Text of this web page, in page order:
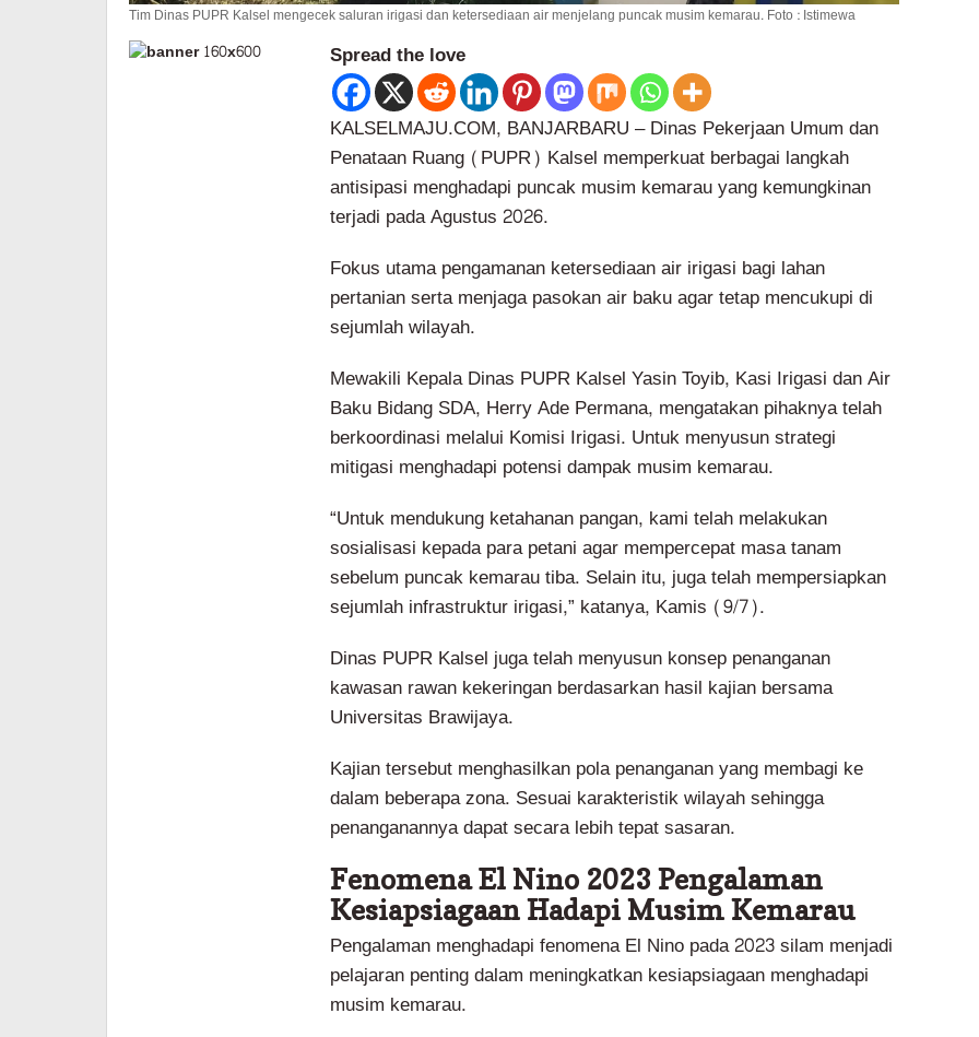
Tim Dinas PUPR Kalsel mengecek saluran irigasi dan ketersediaan air menjelang puncak musim kemarau. Foto : Istimewa
Spread the love
KALSELMAJU.COM, BANJARBARU – Dinas Pekerjaan Umum dan
Penataan Ruang (PUPR) Kalsel memperkuat berbagai langkah
antisipasi menghadapi puncak musim kemarau yang kemungkinan
terjadi pada Agustus 2026.
Fokus utama pengamanan ketersediaan air irigasi bagi lahan
pertanian serta menjaga pasokan air baku agar tetap mencukupi di
sejumlah wilayah.
Mewakili Kepala Dinas PUPR Kalsel Yasin Toyib, Kasi Irigasi dan Air
Baku Bidang SDA, Herry Ade Permana, mengatakan pihaknya telah
berkoordinasi melalui Komisi Irigasi. Untuk menyusun strategi
mitigasi menghadapi potensi dampak musim kemarau.
“Untuk mendukung ketahanan pangan, kami telah melakukan
sosialisasi kepada para petani agar mempercepat masa tanam
sebelum puncak kemarau tiba. Selain itu, juga telah mempersiapkan
sejumlah infrastruktur irigasi,” katanya, Kamis (9/7).
Dinas PUPR Kalsel juga telah menyusun konsep penanganan
kawasan rawan kekeringan berdasarkan hasil kajian bersama
Universitas Brawijaya.
Kajian tersebut menghasilkan pola penanganan yang membagi ke
dalam beberapa zona. Sesuai karakteristik wilayah sehingga
penanganannya dapat secara lebih tepat sasaran.
Fenomena El Nino 2023 Pengalaman
Kesiapsiagaan Hadapi Musim Kemarau
Pengalaman menghadapi fenomena El Nino pada 2023 silam menjadi
pelajaran penting dalam meningkatkan kesiapsiagaan menghadapi
musim kemarau.